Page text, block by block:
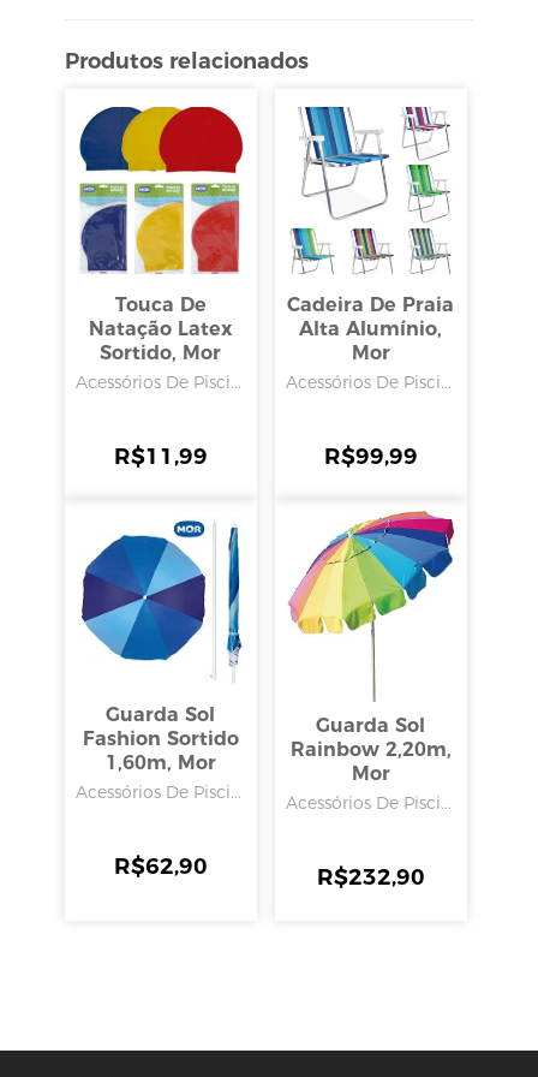
Produtos relacionados
Touca De
Natação Latex
Sortido, Mor
Acessórios De Pisci...
R$11,99
Cadeira De Praia
Alta Alumínio,
Mor
Acessórios De Pisci...
R$99,99
Guarda Sol
Fashion Sortido
1,60m, Mor
Acessórios De Pisci...
R$62,90
Guarda Sol
Rainbow 2,20m,
Mor
Acessórios De Pisci...
R$232,90